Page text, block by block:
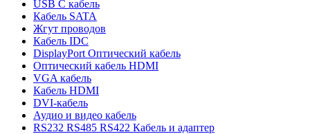
USB C кабель
Кабель SATA
Жгут проводов
Кабель IDC
DisplayPort Оптический кабель
Оптический кабель HDMI
VGA кабель
Кабель HDMI
DVI-кабель
Аудио и видео кабель
RS232 RS485 RS422 Кабель и адаптер